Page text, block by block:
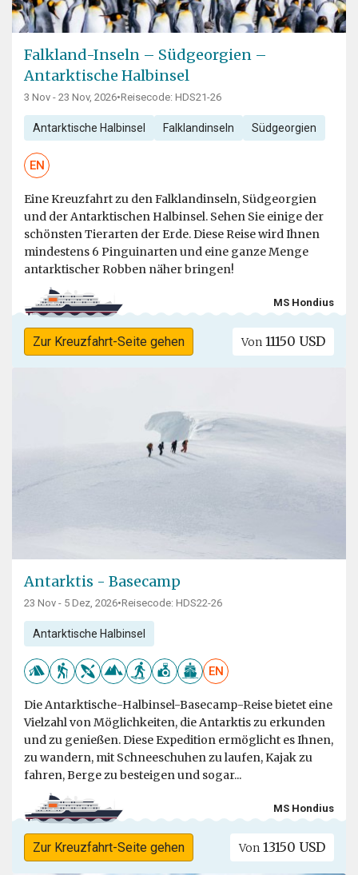
Falkland-Inseln – Südgeorgien –
Antarktische Halbinsel
3 Nov - 23 Nov, 2026•Reisecode: HDS21-26
Antarktische Halbinsel Falklandinseln Südgeorgien
EN
Eine Kreuzfahrt zu den Falklandinseln, Südgeorgien
und der Antarktischen Halbinsel. Sehen Sie einige der
schönsten Tierarten der Erde. Diese Reise wird Ihnen
mindestens 6 Pinguinarten und eine ganze Menge
antarktischer Robben näher bringen!
MS Hondius
Zur Kreuzfahrt-Seite gehen Von 11150 USD
Antarktis - Basecamp
23 Nov - 5 Dez, 2026•Reisecode: HDS22-26
Antarktische Halbinsel
EN
Die Antarktische-Halbinsel-Basecamp-Reise bietet eine
Vielzahl von Möglichkeiten, die Antarktis zu erkunden
und zu genießen. Diese Expedition ermöglicht es Ihnen,
zu wandern, mit Schneeschuhen zu laufen, Kajak zu
fahren, Berge zu besteigen und sogar...
MS Hondius
Zur Kreuzfahrt-Seite gehen Von 13150 USD